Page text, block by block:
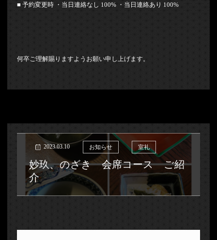
■ 予約変更時 ・当日連絡なし 100% ・当日連絡あり 100%
何卒ご理解賜りますようお願い申し上げます。
2023.03.10 お知らせ 室礼
妙玖、のざき 会席コース ご紹
介